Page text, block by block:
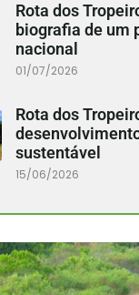
Rota dos
biografia de um
nacional
01/07/2026
Rota dos
sustentável
15/06/2026